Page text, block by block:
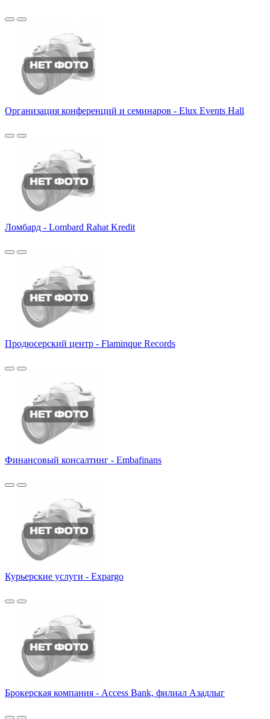
Организация конференций и семинаров - Elux Events Hall
Ломбард - Lombard Rahat Kredit
Продюсерский центр - Flaminque Records
Финансовый консалтинг - Embafinans
Курьерские услуги - Expargo
Брокерская компания - Access Bank, филиал Азадлыг